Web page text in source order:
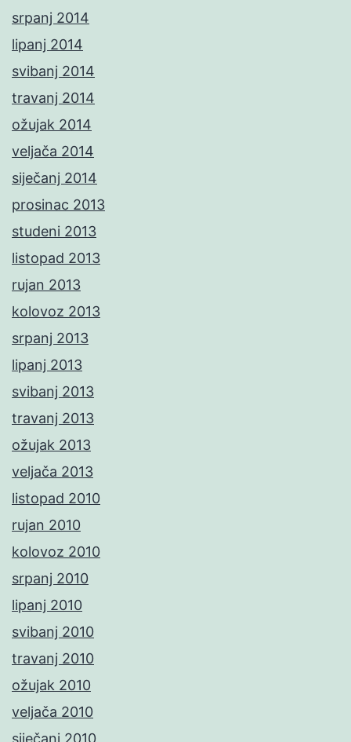
srpanj 2014
lipanj 2014
svibanj 2014
travanj 2014
ožujak 2014
veljača 2014
siječanj 2014
prosinac 2013
studeni 2013
listopad 2013
rujan 2013
kolovoz 2013
srpanj 2013
lipanj 2013
svibanj 2013
travanj 2013
ožujak 2013
veljača 2013
listopad 2010
rujan 2010
kolovoz 2010
srpanj 2010
lipanj 2010
svibanj 2010
travanj 2010
ožujak 2010
veljača 2010